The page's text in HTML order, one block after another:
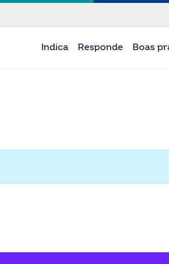
Indica Responde Boas